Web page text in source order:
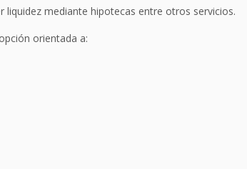
liquidez mediante hipotecas entre otros servicios.
orientada a: